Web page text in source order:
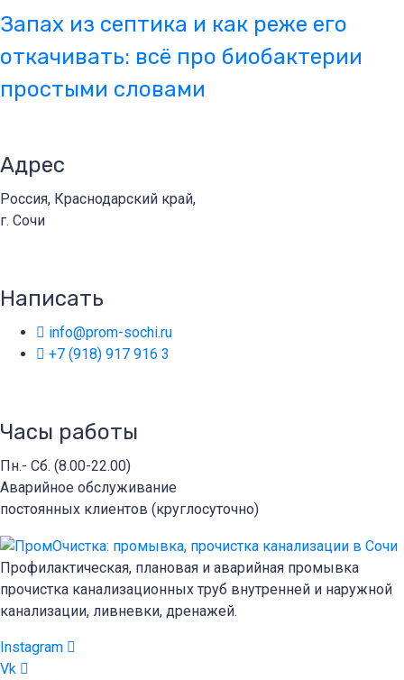
Запах из септика и как реже его
откачивать: всё про биобактерии
простыми словами
Адрес
Россия, Краснодарский край,
г. Сочи
Написать
info@prom-sochi.ru
+7 (918) 917 916 3
Часы работы
Пн.- Сб. (8.00-22.00)
Аварийное обслуживание
постоянных клиентов (круглосуточно)
Профилактическая, плановая и аварийная промывка
прочистка канализационных труб внутренней и наружной
канализации, ливневки, дренажей.
Instagram
Vk